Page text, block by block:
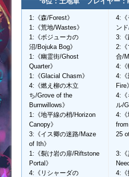
1:《森/Forest》
1:《荒地/Wastes》
1:《ボジューカの
沼/Bojuka Bog》
1:《幽霊街/Ghost
Quarter》
1:《Glacial Chasm》
4:《燃え柳の木立
ち/Grove of the
Burnwillows》
1:《地平線の梢/Horizon
Canopy》
3:《イス卿の迷路/Maze
of Ith》
1:《裂け岩の扉/Riftstone
Portal》
4:《リシャーダの
4:《
ン
3:《
2:
合/
4:《
4:《
Fire》
4:《
ル/
4:《
from
25
3:《
4:《